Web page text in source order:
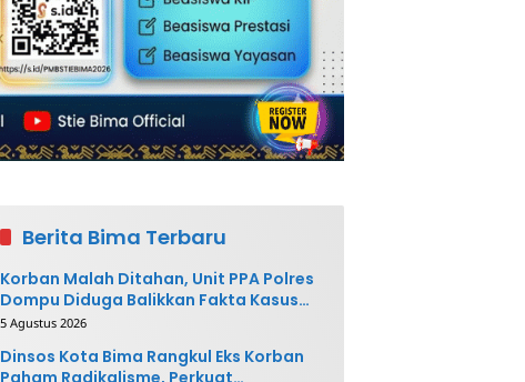
Berita Bima Terbaru
Korban Malah Ditahan, Unit PPA Polres
Dompu Diduga Balikkan Fakta Kasus
Penganiayaan
5 Agustus 2026
Dinsos Kota Bima Rangkul Eks Korban
Paham Radikalisme, Perkuat